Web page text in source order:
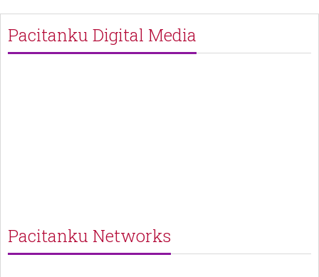
Pacitanku Digital Media
Pacitanku Networks